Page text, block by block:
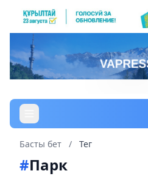
Басты бет / Тег
#Парк